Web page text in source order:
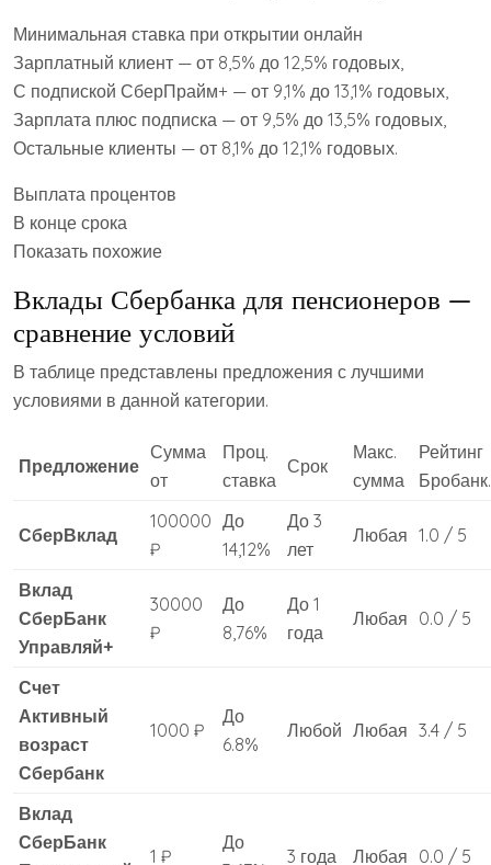
Минимальная ставка при открытии онлайн
Зарплатный клиент — от 8,5% до 12,5% годовых,
С подпиской СберПрайм+ — от 9,1% до 13,1% годовых,
Зарплата плюс подписка — от 9,5% до 13,5% годовых,
Остальные клиенты — от 8,1% до 12,1% годовых.
Выплата процентов
В конце срока
Показать похожие
Вклады Сбербанка для пенсионеров —
сравнение условий
В таблице представлены предложения с лучшими
условиями в данной категории.
Предложение
Сумма
от
Проц.
ставка
Срок
Макс.
сумма
Рейтинг
СберВклад
100000
₽
До
14,12%
До 3
лет
Любая 1.0 / 5
Вклад
СберБанк
Управляй+
30000
₽
До
8,76%
До 1
года
Любая 0.0 / 5
Счет
Активный
возраст
Сбербанк
1000 ₽
До
6.8%
Любой Любая 3.4 / 5
Вклад
СберБанк
1 ₽
До
3 года Любая 0.0 / 5